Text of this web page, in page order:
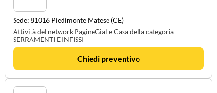
Sede: 81016 Piedimonte Matese (CE)
Attività del network PagineGialle Casa della categoria
SERRAMENTI E INFISSI
Chiedi preventivo